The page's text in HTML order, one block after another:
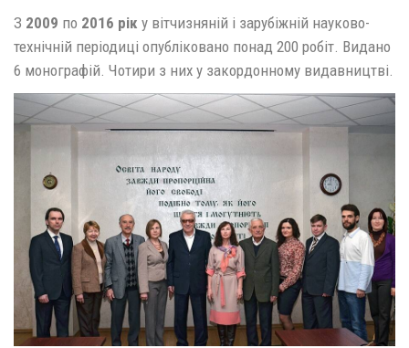
З 2009 по 2016 рік у вітчизняній і зарубіжній науково-
технічній періодиці опубліковано понад 200 робіт. Видано
6 монографій. Чотири з них у закордонному видавництві.